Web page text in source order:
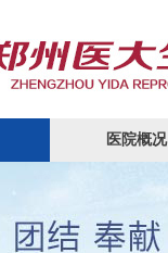
医院概况